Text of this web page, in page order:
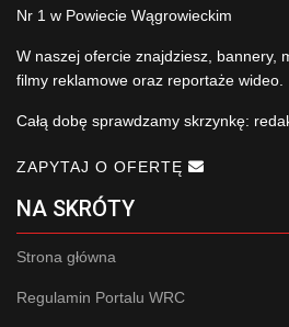
Nr 1 w Powiecie Wągrowieckim
W naszej ofercie znajdziesz, bannery,
filmy reklamowe oraz reportaże wideo.
Całą dobę sprawdzamy skrzynkę:
ZAPYTAJ O OFERTĘ
NA SKRÓTY
Strona główna
Regulamin Portalu WRC